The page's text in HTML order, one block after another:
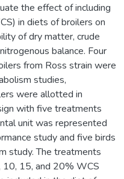
the effect of including
in diets of broilers on
of dry matter, crude
balance. Four
from Ross strain were
studies,
were allotted in
with five treatments
unit was represented
study and five birds
study. The treatments
10, 15, and 20% WCS